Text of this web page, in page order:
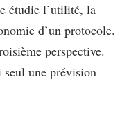
étudie l’utilité, la
d’un protocole.
perspective.
seul une prévision